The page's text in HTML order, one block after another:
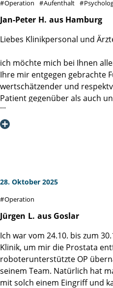
ich die Aufwachstation
fürsorglicher Umgang mit
Aufgrund meiner
immer wieder Ultraschall
hervorragenden Behandlung
die Klinik ohne
Prof. Dr. Salomon und
behandelt worden.
Operation Aufenthalt
Jan-Peter H. aus Hamburg
Liebes Klinikpersonal und
ich möchte mich bei Ihnen
Ihre mir entgegen gebrachte
wertschätzender und
Patient gegenüber als auch
gut gefallen. Optimismus und
Situation sehr dazu bei, dass
Auch die direkten Gespräche
Die 6 OP-Vorbereitungskurse
(https://www.martini-
vorbereitungskurs).
Auch die Vorab-Übungen für
haben mir nach meiner
28. Oktober 2025
Operation
Jürgen L. aus Goslar
Ich war vom 24.10. bis zum
Klinik, um mir die Prostata
roboterunterstützte OP
seinem Team. Natürlich hat
mit solch einem Eingriff und